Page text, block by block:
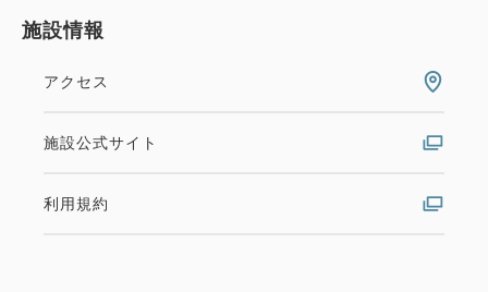
施設情報
アクセス
施設公式サイト
利用規約